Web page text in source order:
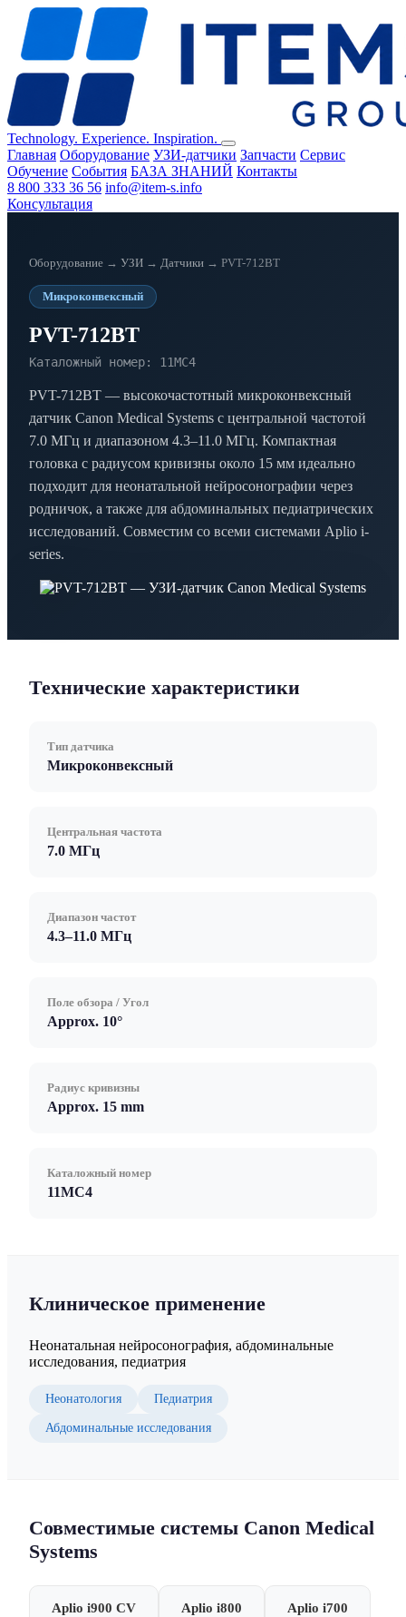
Technology. Experience. Inspiration.
Главная Оборудование УЗИ-датчики Запчасти Сервис
Обучение События БАЗА ЗНАНИЙ Контакты
8 800 333 36 56 info@item-s.info
Консультация
Оборудование → УЗИ → Датчики → PVT-712BT
Микроконвексный
PVT-712BT
Каталожный номер: 11MC4
PVT-712BT — высокочастотный микроконвексный
датчик Canon Medical Systems с центральной частотой
7.0 МГц и диапазоном 4.3–11.0 МГц. Компактная
головка с радиусом кривизны около 15 мм идеально
подходит для неонатальной нейросонографии через
родничок, а также для абдоминальных педиатрических
исследований. Совместим со всеми системами Aplio i-
series.
Технические характеристики
Тип датчика
Микроконвексный
Центральная частота
7.0 МГц
Диапазон частот
4.3–11.0 МГц
Поле обзора / Угол
Approx. 10°
Радиус кривизны
Approx. 15 mm
Каталожный номер
11MC4
Клиническое применение
Неонатальная нейросонография, абдоминальные
исследования, педиатрия
Неонатология Педиатрия
Абдоминальные исследования
Совместимые системы Canon Medical
Systems
Aplio i900 CV Aplio i800 Aplio i700